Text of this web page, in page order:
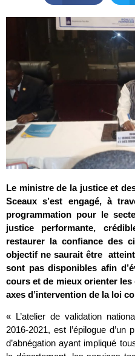
Le ministre de la justice et
Sceaux s’est engagé, à
programmation pour le
justice performante,
restaurer la confiance des
objectif ne saurait être
sont pas disponibles afin
cours et de mieux orienter
axes d’intervention de la loi
« L’atelier de validation
2016-2021, est l’épilogue d’un
d’abnégation ayant impliqué